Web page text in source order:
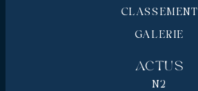
CLASSEMENT
GALERIE
Actus
N2